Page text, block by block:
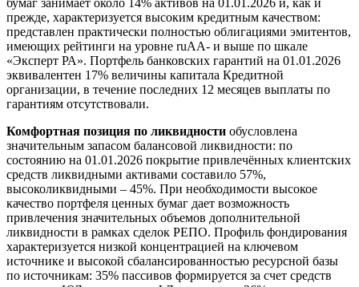
прежде, характеризуется высоким кредитным качеством:
представлен практически полностью облигациями эмитентов,
имеющих рейтинги на уровне ruAA- и выше по шкале
«Эксперт РА». Портфель банковских гарантий на 01.01.2026
эквивалентен 17% величины капитала Кредитной
организации, в течение последних 12 месяцев выплаты по
гарантиям отсутствовали.
Комфортная позиция по ликвидности обусловлена
значительным запасом балансовой ликвидности: по
состоянию на 01.01.2026 покрытие привлечённых клиентских
средств ликвидными активами составило 57%,
высоколиквидными – 45%. При необходимости высокое
качество портфеля ценных бумаг дает возможность
привлечения значительных объемов дополнительной
ликвидности в рамках сделок РЕПО. Профиль фондирования
характеризуется низкой концентрацией на ключевом
источнике и высокой сбалансированностью ресурсной базы
по источникам: 35% пассивов формируется за счет средств